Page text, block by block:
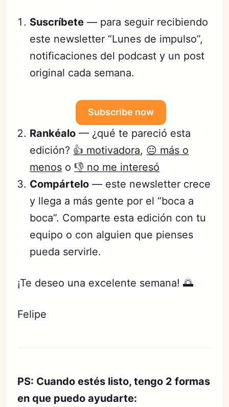
Suscríbete — para seguir recibiendo
este newsletter “Lunes de impulso”,
notificaciones del podcast y un post
original cada semana.
Subscribe now
Rankéalo — ¿qué te pareció esta
edición? 👍 motivadora, 😐 más o
menos o 👎 no me interesó
Compártelo — este newsletter crece
y llega a más gente por el “boca a
boca”. Comparte esta edición con tu
equipo o con alguien que pienses
pueda servirle.
¡Te deseo una excelente semana! 🌅
Felipe
PS: Cuando estés listo, tengo 2 formas
en que puedo ayudarte: